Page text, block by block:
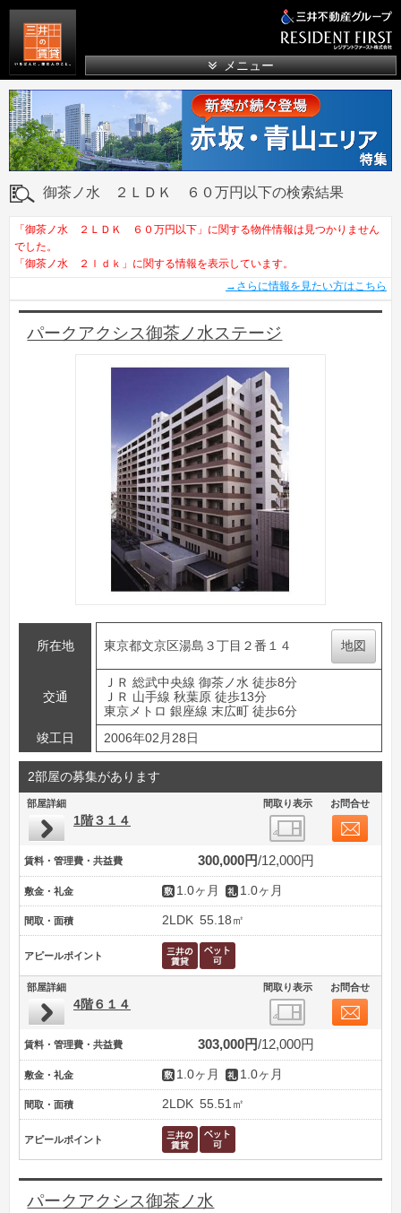
メニュー
御茶ノ水 ２ＬＤＫ ６０万円以下の検索結果
「御茶ノ水 ２ＬＤＫ ６０万円以下」に関する物件情報は見つかりません
でした。
「御茶ノ水 ２ｌｄｋ」に関する情報を表示しています。
→さらに情報を見たい方はこちら
パークアクシス御茶ノ水ステージ
所在地 東京都文京区湯島３丁目２番１４ 地図
交通
ＪＲ 総武中央線 御茶ノ水 徒歩8分
ＪＲ 山手線 秋葉原 徒歩13分
東京メトロ 銀座線 末広町 徒歩6分
竣工日
2006年02月28日
2部屋の募集があります
部屋詳細 間取り表示 お問合せ
1階３１４
賃料・管理費・共益費 300,000円 12,000円
敷金・礼金 1.0ヶ月 1.0ヶ月
間取・面積 2LDK 55.18㎡
アピールポイント
部屋詳細 間取り表示 お問合せ
4階６１４
賃料・管理費・共益費 303,000円 12,000円
敷金・礼金 1.0ヶ月 1.0ヶ月
間取・面積 2LDK 55.51㎡
アピールポイント
パークアクシス御茶ノ水